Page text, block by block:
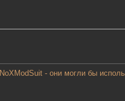
- они могли бы